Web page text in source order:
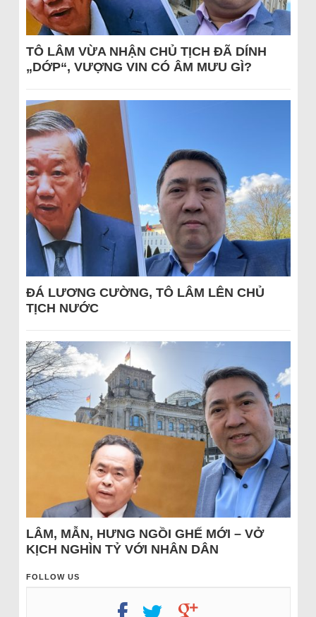
TÔ LÂM VỪA NHẬN CHỦ TỊCH ĐÃ DÍNH
„DỚP“, VƯỢNG VIN CÓ ÂM MƯU GÌ?
ĐÁ LƯƠNG CƯỜNG, TÔ LÂM LÊN CHỦ
TỊCH NƯỚC
LÂM, MẪN, HƯNG NGỒI GHẾ MỚI – VỞ
KỊCH NGHÌN TỶ VỚI NHÂN DÂN
FOLLOW US